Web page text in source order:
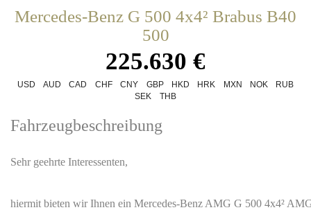
Mercedes-Benz G 500 4x4² Brabus B40
500
225.630 €
USD AUD CAD CHF CNY GBP HKD HRK MXN NOK
RUB
SEK
THB
Fahrzeugbeschreibung
Sehr geehrte Interessenten,
hiermit bieten wir Ihnen ein Mercedes-Benz AMG G 500 4x4²